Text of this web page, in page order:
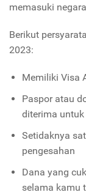
memasuki
Berikut
2023:
Memiliki Visa
Paspor atau
diterima
Setidaknya
pengesahan
Dana yang
selama kamu